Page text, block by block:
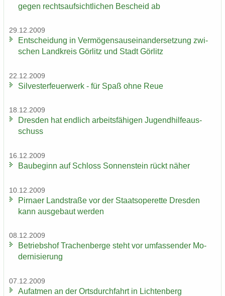
gegen rechts­auf­sicht­li­chen Be­scheid ab
29.12.2009
Ent­schei­dung in Ver­mö­gens­aus­ein­an­der­set­zung zwi­
schen Land­kreis Gör­litz und Stadt Gör­litz
22.12.2009
Sil­ves­ter­feu­er­werk - für Spaß ohne Reue
18.12.2009
Dres­den hat end­lich ar­beits­fä­hi­gen Ju­gend­hil­fe­aus­
schuss
16.12.2009
Bau­be­ginn auf Schloss Son­nen­stein rückt näher
10.12.2009
Pirna­er Land­stra­ße vor der Staats­ope­ret­te Dres­den
kann aus­ge­baut wer­den
08.12.2009
Be­triebs­hof Tra­chen­ber­ge steht vor um­fas­sen­der Mo­
der­ni­sie­rung
07.12.2009
Auf­at­men an der Orts­durch­fahrt in Lich­ten­berg